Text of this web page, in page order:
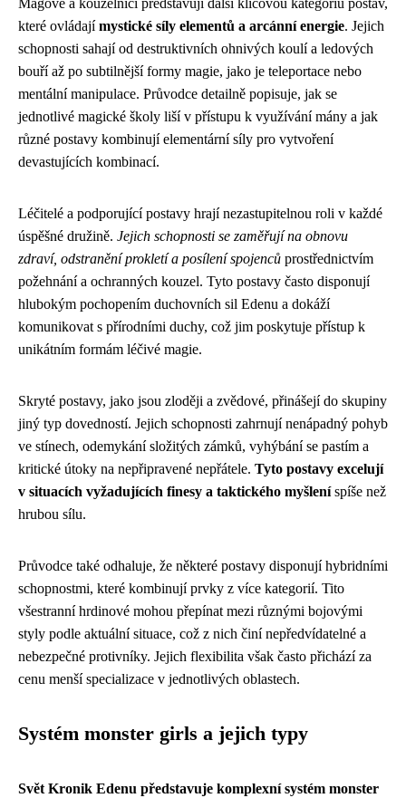
Mágové a kouzelníci představují další klíčovou kategoriu postav,
které ovládajímystické síly elementů a arcánní energie. Jejich
schopnosti sahají od destruktivních ohnivých koulí a ledových
bouří až po subtilnější formy magie, jako je teleportace nebo
mentální manipulace. Průvodce detailně popisuje, jak se
jednotlivé magické školy liší v přístupu k využívání mány a jak
různé postavy kombinují elementární síly pro vytvoření
devastujících kombinací.
Léčitelé a podporující postavy hrají nezastupitelnou roli v každé
úspěšné družině. Jejich schopnosti se zaměřují na obnovu
zdraví, odstranění prokletí a posílení spojenců prostřednictvím
požehnání a ochranných kouzel. Tyto postavy často disponují
hlubokým pochopením duchovních sil Edenu a dokáží
komunikovat s přírodními duchy, což jim poskytuje přístup k
unikátním formám léčivé magie.
Skryté postavy, jako jsou zloději a zvědové, přinášejí do skupiny
jiný typ dovedností. Jejich schopnosti zahrnují nenápadný pohyb
ve stínech, odemykání složitých zámků, vyhýbání se pastím a
kritické útoky na nepřipravené nepřátele. Tyto postavy excelují
v situacích vyžadujících finesy a taktického myšleníspíše než
hrubou sílu.
Průvodce také odhaluje, že některé postavy disponují hybridními
schopnostmi, které kombinují prvky z více kategorií. Tito
všestranní hrdinové mohou přepínat mezi různými bojovými
styly podle aktuální situace, což z nich činí nepředvídatelné a
nebezpečné protivníky. Jejich flexibilita však často přichází za
cenu menší specializace v jednotlivých oblastech.
Systém monster girls a jejich typy
Svět Kronik Edenu představuje komplexní systém monster